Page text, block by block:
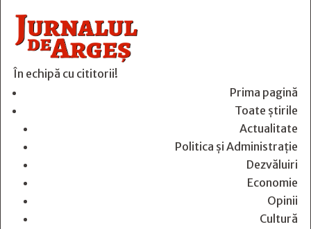
În echipă cu cititorii!
Prima pagină
Toate știrile
Actualitate
Politica și Administrație
Dezvăluiri
Economie
Opinii
Cultură